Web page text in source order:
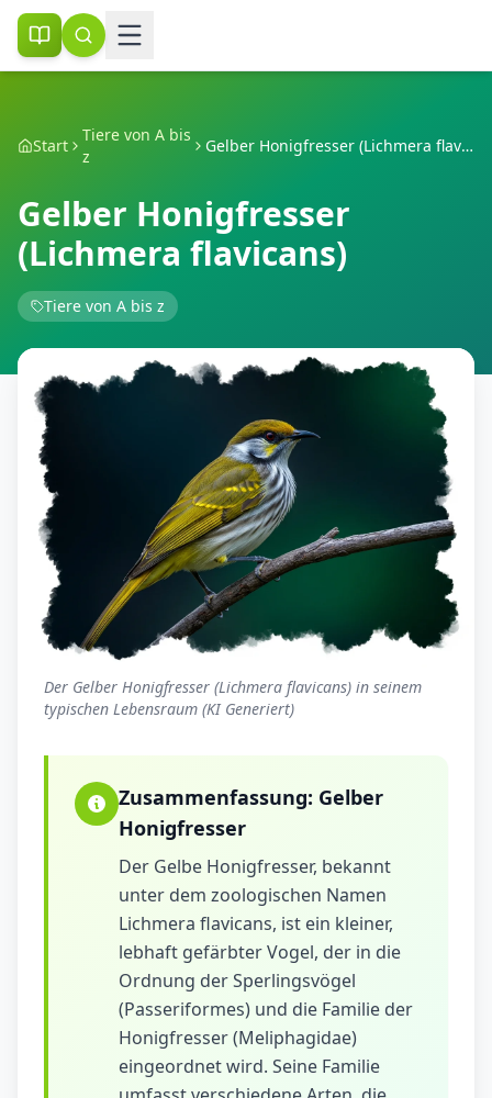
Start
Tiere von A bis
z
Gelber Honigfresser (Lichmera flavicans)
Gelber Honigfresser
(Lichmera flavicans)
Tiere von A bis z
Der Gelber Honigfresser (Lichmera flavicans) in seinem
typischen Lebensraum (KI Generiert)
Zusammenfassung: Gelber
Honigfresser
Der Gelbe Honigfresser, bekannt
unter dem zoologischen Namen
Lichmera flavicans, ist ein kleiner,
lebhaft gefärbter Vogel, der in die
Ordnung der Sperlingsvögel
(Passeriformes) und die Familie der
Honigfresser (Meliphagidae)
eingeordnet wird. Seine Familie